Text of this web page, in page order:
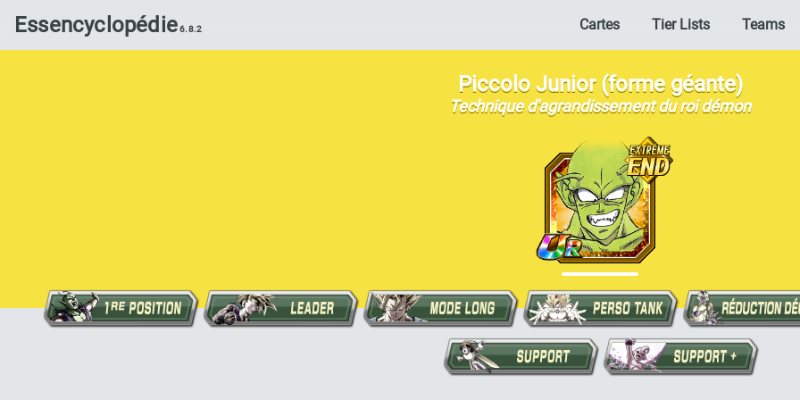
Essencyclopédie Cartes Tier Lists Teams
Piccolo Junior (forme géante)
Technique d'agrandissement du roi démon